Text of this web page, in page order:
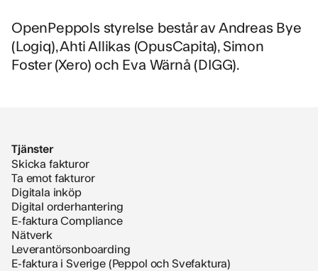
OpenPeppols styrelse består av Andreas Bye
(Logiq), Ahti Allikas (OpusCapita), Simon
Foster (Xero) och Eva Wärnå (DIGG).
Tjänster
Skicka fakturor
Ta emot fakturor
Digitala inköp
Digital orderhantering
E-faktura Compliance
Nätverk
Leverantörsonboarding
E-faktura i Sverige (Peppol och Svefaktura)